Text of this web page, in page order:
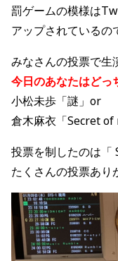
罰ゲームの模様は
アップされているの
みなさんの投票で生
今日のあなたはどっ
小松未歩「謎」or
倉木麻衣「Secret of
投票を制したのは「
たくさんの投票あり